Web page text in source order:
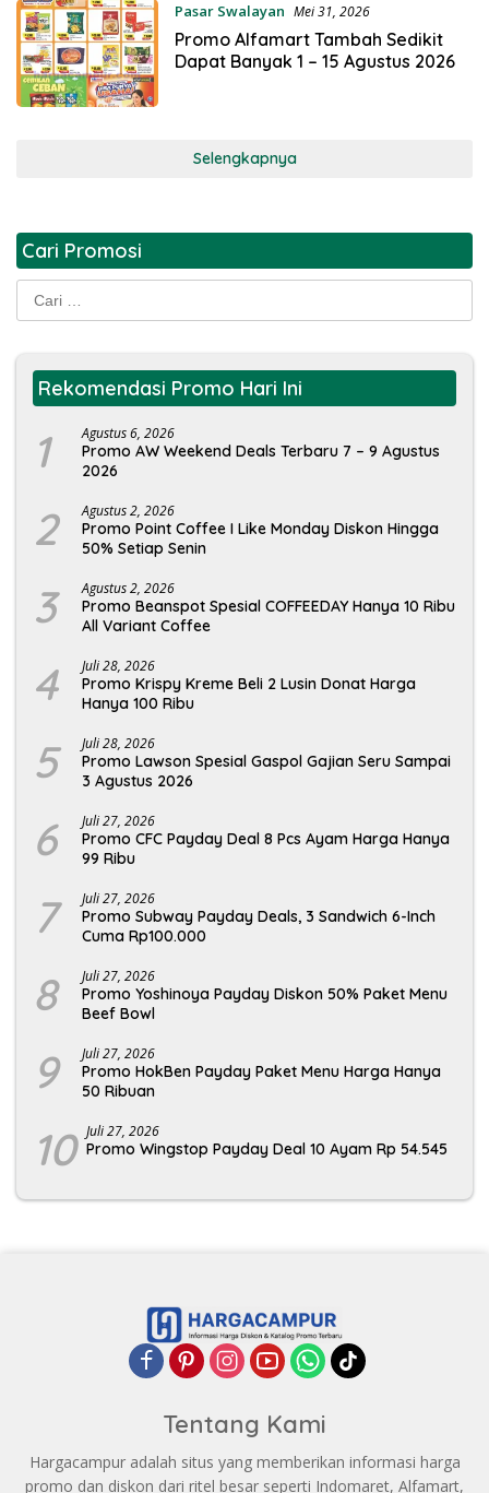
Pasar Swalayan Mei 31, 2026
Promo Alfamart Tambah Sedikit
Dapat Banyak 1 – 15 Agustus 2026
Selengkapnya
Cari Promosi
Cari
untuk:
Rekomendasi Promo Hari Ini
1 Agustus 6, 2026
Promo AW Weekend Deals Terbaru 7 – 9 Agustus
2026
2 Agustus 2, 2026
Promo Point Coffee I Like Monday Diskon Hingga
50% Setiap Senin
3 Agustus 2, 2026
Promo Beanspot Spesial COFFEEDAY Hanya 10 Ribu
All Variant Coffee
4 Juli 28, 2026
Promo Krispy Kreme Beli 2 Lusin Donat Harga
Hanya 100 Ribu
5 Juli 28, 2026
Promo Lawson Spesial Gaspol Gajian Seru Sampai
3 Agustus 2026
6 Juli 27, 2026
Promo CFC Payday Deal 8 Pcs Ayam Harga Hanya
99 Ribu
7 Juli 27, 2026
Promo Subway Payday Deals, 3 Sandwich 6-Inch
Cuma Rp100.000
8 Juli 27, 2026
Promo Yoshinoya Payday Diskon 50% Paket Menu
Beef Bowl
9 Juli 27, 2026
Promo HokBen Payday Paket Menu Harga Hanya
50 Ribuan
10 Juli 27, 2026
Promo Wingstop Payday Deal 10 Ayam Rp 54.545
Tentang Kami
Hargacampur adalah situs yang memberikan informasi harga
promo dan diskon dari ritel besar seperti Indomaret, Alfamart,